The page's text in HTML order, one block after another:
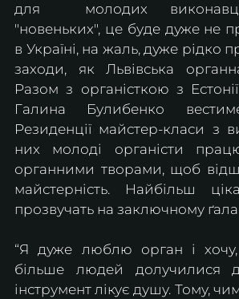
для  молодих
"новеньких", це буде дуже не
в Україні, на жаль, дуже рідко
заходи, як Львівська
Разом з органісткою з
Галина Булибенко
Резиденції майстер-класи з
них молоді органісти
органними творами, щоб
майстерність. Найбільш
прозвучать на заключному
“Я дуже люблю орган і
більше людей долучилися
інструмент лікує душу. Тому,